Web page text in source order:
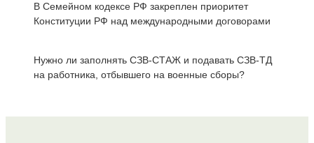
В Семейном кодексе РФ закреплен приоритет
Конституции РФ над международными договорами
Нужно ли заполнять СЗВ-СТАЖ и подавать СЗВ-ТД
на работника, отбывшего на военные сборы?